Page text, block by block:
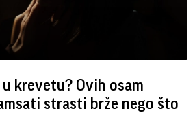
krevetu? Ovih osam
strasti brže nego što